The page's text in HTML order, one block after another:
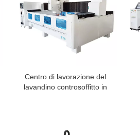
Centro di lavorazione del
lavandino controsoffitto in